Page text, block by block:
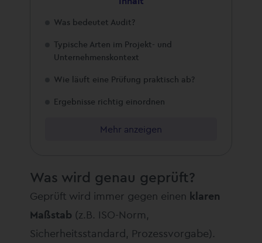
Was bedeutet Audit?
Typische Arten im Projekt- und
Unternehmenskontext
Wie läuft eine Prüfung praktisch ab?
Ergebnisse richtig einordnen
Mehr anzeigen
Was wird genau geprüft?
Geprüft wird immer gegen einen klaren
Maßstab (z.B. ISO-Norm,
Sicherheitsstandard, Prozessvorgabe).